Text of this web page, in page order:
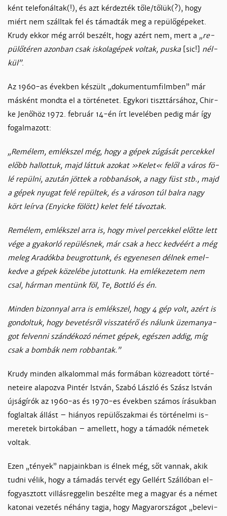
ként te­le­fo­nál­tak(!), és azt kér­dez­ték tő­le/tő­lük(?), hogy
miért nem száll­tak fel és tá­mad­ták meg a re­pü­lő­gé­pe­ket.
Kru­dy ek­kor még ar­ról be­szélt, hogy azért nem, mert a „re­
pü­lő­té­ren azon­ban csak is­ko­la­gé­pek vol­tak, pus­ka [sic!] nél­
kül”.
Az 1960-as évek­ben ké­szült „do­ku­men­tum­film­ben” már
más­ként mond­ta el a tör­té­ne­tet. Egy­ko­ri tiszt­tár­sá­hoz, Chir­
ke Je­nő­höz 1972. feb­ruár 14-én írt le­ve­lé­ben pe­dig már így
fo­gal­ma­zott:
„Re­mé­lem, em­lék­szel még, hogy a gé­pek zú­gá­sát per­cek­kel
előbb hal­lot­tuk, majd lát­tuk azo­kat »Ke­let« fe­lől a vá­ros fö­
lé re­pül­ni, azután jöt­tek a rob­ba­ná­sok, a nagy füst stb., majd
a gé­pek nyu­gat fe­lé re­pül­tek, és a vá­ro­son túl bal­ra nagy
kört leír­va (Enyi­c­ke fö­lött) ke­let fe­lé tá­voz­tak.
Re­mé­lem, em­lék­szel ar­ra is, hogy mi­vel per­cek­kel előt­te lett
vé­ge a gya­kor­ló re­pü­lés­nek, már csak a hecc ked­véért a még
me­leg Ara­dók­ba be­ug­rot­tunk, és egye­ne­sen dél­nek emel­
ked­ve a gé­pek kö­ze­lé­be ju­tot­tunk. Ha em­lé­ke­ze­tem nem
csal, hár­man men­tünk föl, Te, Bott­ló és én.
Min­den bi­zonnyal ar­ra is em­lék­szel, hogy 4 gép volt, azért is
gon­dol­tuk, hogy be­ve­tés­ről vissza­té­rő és ná­lunk üzem­anya­
got fel­ven­ni szán­dé­ko­zó né­met gé­pek, egé­szen ad­dig, míg
csak a bom­bák nem rob­ban­tak.”
Kru­dy min­den al­ka­lom­mal más for­má­ban köz­readott tör­té­
ne­tei­re ala­poz­va Pin­tér Ist­ván, Sza­bó Lász­ló és Szász Ist­ván
új­ság­írók az 1960-as és 1970-es évek­ben szá­mos írá­suk­ban
fog­lal­tak ál­lást – hiá­nyos re­pü­lő­szak­mai és tör­té­nel­mi is­
me­re­tek bir­to­ká­ban – amel­lett, hogy a tá­ma­dók né­me­tek
vol­tak.
Ezen „té­nyek” nap­jaink­ban is él­nek még, sőt van­nak, akik
tud­ni vé­lik, hogy a tá­ma­dás ter­vét egy Gel­lért Szál­ló­ban el­
fo­gyasz­tott vil­lás­reg­ge­lin be­szél­te meg a ma­gyar és a né­met
ka­to­nai ve­ze­tés né­hány tag­ja, hogy Ma­gyaror­szá­got „be­le­vi­